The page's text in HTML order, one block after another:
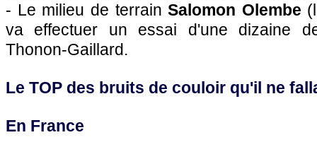
- Le milieu de terrainSalomon Olembe
va effectuer un essai d'une dizaine
Thonon-Gaillard.
Le TOP des bruits de couloir qu'il ne
En France